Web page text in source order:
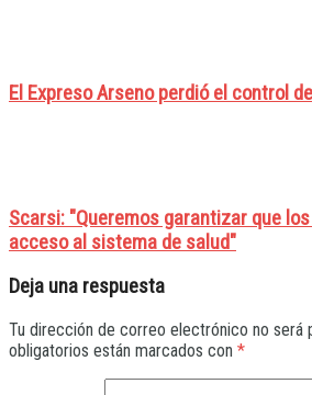
El Expreso Arseno perdió el control
Scarsi: "Queremos garantizar que
acceso al sistema de salud"
Deja una respuesta
Tu dirección de correo electrónico no será
obligatorios están marcados con *